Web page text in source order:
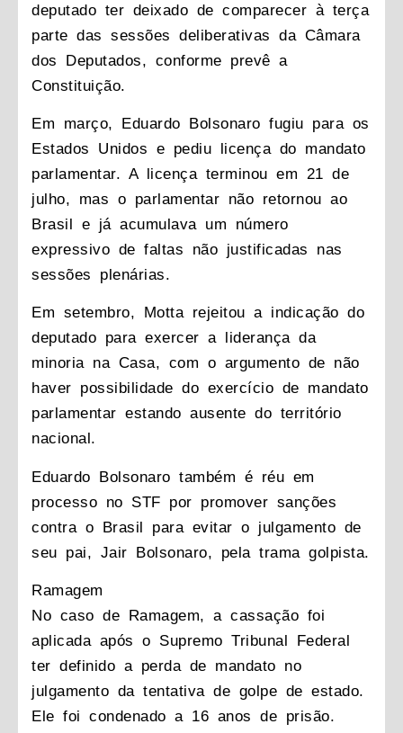
deputado ter deixado de comparecer à terça
parte das sessões deliberativas da Câmara
dos Deputados, conforme prevê a
Constituição.
Em março, Eduardo Bolsonaro fugiu para os
Estados Unidos e pediu licença do mandato
parlamentar. A licença terminou em 21 de
julho, mas o parlamentar não retornou ao
Brasil e já acumulava um número
expressivo de faltas não justificadas nas
sessões plenárias.
Em setembro, Motta rejeitou a indicação do
deputado para exercer a liderança da
minoria na Casa, com o argumento de não
haver possibilidade do exercício de mandato
parlamentar estando ausente do território
nacional.
Eduardo Bolsonaro também é réu em
processo no STF por promover sanções
contra o Brasil para evitar o julgamento de
seu pai, Jair Bolsonaro, pela trama golpista.
Ramagem
No caso de Ramagem, a cassação foi
aplicada após o Supremo Tribunal Federal
ter definido a perda de mandato no
julgamento da tentativa de golpe de estado.
Ele foi condenado a 16 anos de prisão.